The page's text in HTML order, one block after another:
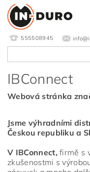
555508945
IBConnect
Webová stránka
Jsme výhradními
Českou republiku a
V IBConnect, firmě s
zkušenostmi s